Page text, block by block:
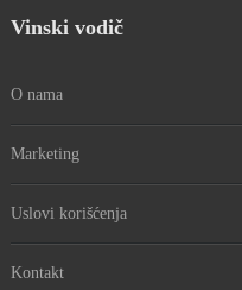
Vinski vodič
O nama
Marketing
Uslovi korišćenja
Kontakt